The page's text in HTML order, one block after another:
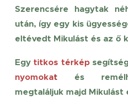
Szerencsére hagytak
után, így egy kis
eltévedt Mikulást és az ő
Egy titkos térkép
nyomokat és
megtaláljuk majd Mikulást